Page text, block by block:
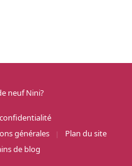
neuf Nini?
générales
Plan du site
de blog